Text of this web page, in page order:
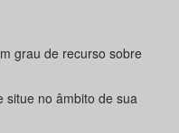
grau de recurso sobre
situe no âmbito de sua